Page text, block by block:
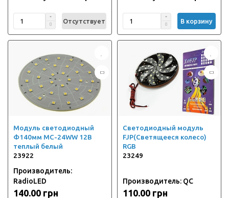
Отсутствует В корзину
Модуль светодиодный
Ф140мм MC-24WW 12В
теплый белый
23922
Производитель:
RadioLED
140.00 грн
Светодиодный модуль
FJP(Светящееся колесо)
RGB
23249
Производитель: QC
110.00 грн